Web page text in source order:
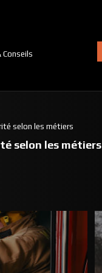
selon les métiers
selon les métiers